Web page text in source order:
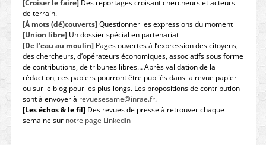
[Croiser le faire]Des reportages croisant chercheurs et acteurs
de terrain.
[À mots (dé)couverts]Questionner les expressions du moment
[Union libre]Un dossier spécial en partenariat
[De l’eau au moulin]Pages ouvertes à l’expression des citoyens,
des chercheurs, d’opérateurs économiques, associatifs sous forme
de contributions, de tribunes libres… Après validation de la
rédaction, ces papiers pourront être publiés dans la revue papier
ou sur le blog pour les plus longs. Les propositions de contribution
sont à envoyer à revuesesame@inrae.fr.
[Les échos & le fil]Des revues de presse à retrouver chaque
semaine sur notre page LinkedIn